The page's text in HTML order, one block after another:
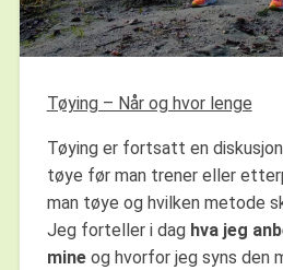
Tøying – Når og hvor lenge
Tøying er fortsatt en
tøye før man trener eller
man tøye og hvilken metode
Jeg forteller i dag hva jeg
mineog hvorfor jeg syns den